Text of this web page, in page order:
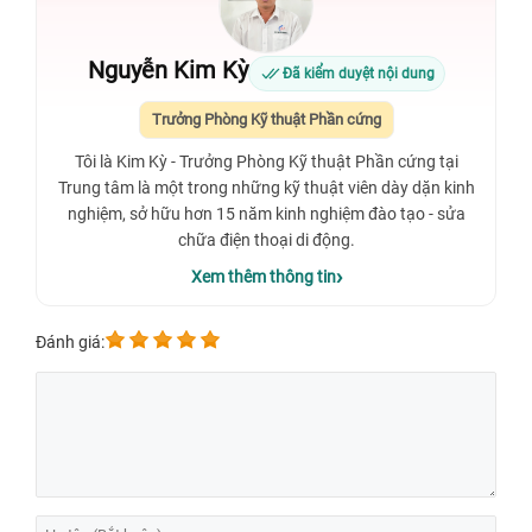
Nguyễn Kim Kỳ Đã kiểm duyệt nội dung
Trưởng Phòng Kỹ thuật Phần cứng
Tôi là Kim Kỳ - Trưởng Phòng Kỹ thuật Phần cứng tại
Trung tâm là một trong những kỹ thuật viên dày dặn kinh
nghiệm, sở hữu hơn 15 năm kinh nghiệm đào tạo - sửa
chữa điện thoại di động.
Xem thêm thông tin
Đánh giá: